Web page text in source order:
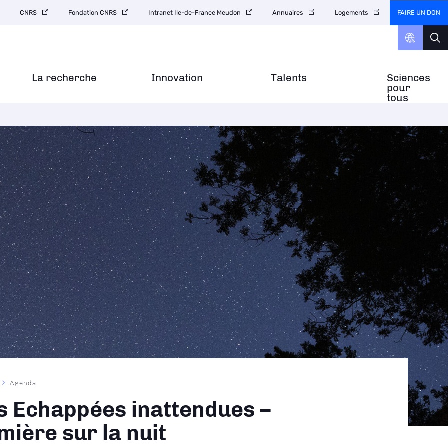
La recherche Innovation Talents
Sciences
pour
tous
CNRS Fondation CNRS Intranet Ile-de-France Meudon Annuaires Logements FAIRE UN DON
Agenda
Echappées inattendues –
sur la nuit